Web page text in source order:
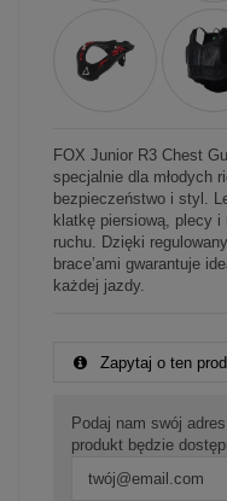
FOX Junior R3 Chest
specjalnie dla młodych
bezpieczeństwo i styl.
klatkę piersiową, plecy
ruchu. Dzięki
brace’ami gwarantuje
każdej jazdy.
Zapytaj o ten
Podaj nam swój
produkt będzie